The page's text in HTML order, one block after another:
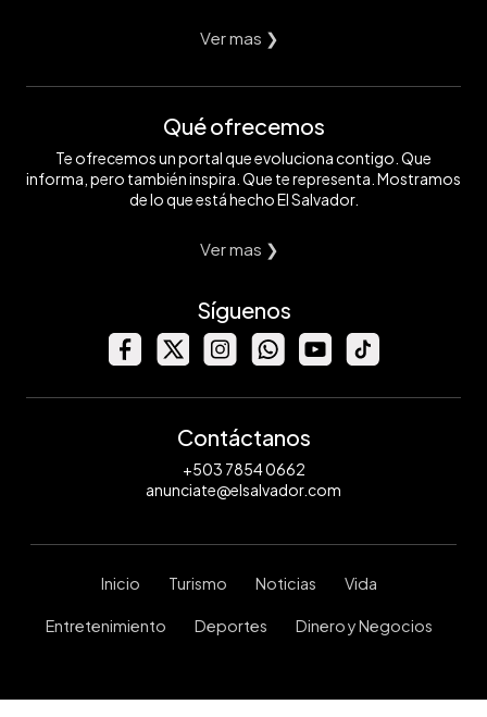
Ver mas ❯
Qué ofrecemos
Te ofrecemos un portal que evoluciona contigo. Que
informa, pero también inspira. Que te representa. Mostramos
de lo que está hecho El Salvador.
Ver mas ❯
Síguenos
Contáctanos
+503 7854 0662
anunciate@elsalvador.com
Inicio Turismo Noticias Vida
Entretenimiento Deportes Dinero y Negocios